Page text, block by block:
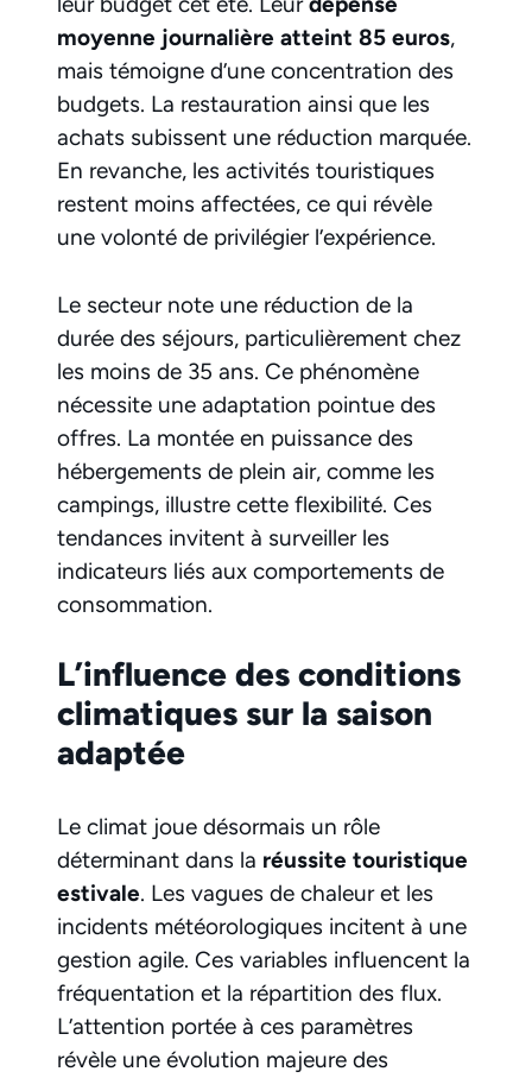
moyenne journalière atteint 85 euros,
mais témoigne d’une concentration des
budgets. La restauration ainsi que les
achats subissent une réduction marquée.
En revanche, les activités touristiques
restent moins affectées, ce qui révèle
une volonté de privilégier l’expérience.
Le secteur note une réduction de la
durée des séjours, particulièrement chez
les moins de 35 ans. Ce phénomène
nécessite une adaptation pointue des
offres. La montée en puissance des
hébergements de plein air, comme les
campings, illustre cette flexibilité. Ces
tendances invitent à surveiller les
indicateurs liés aux comportements de
consommation.
L’influence des conditions
climatiques sur la saison
adaptée
Le climat joue désormais un rôle
déterminant dans la réussite touristique
estivale. Les vagues de chaleur et les
incidents météorologiques incitent à une
gestion agile. Ces variables influencent la
fréquentation et la répartition des flux.
L’attention portée à ces paramètres
révèle une évolution majeure des